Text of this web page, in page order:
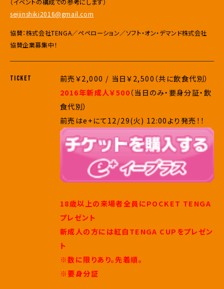
seijinshiki2016@gmail.com
協賛：株式会社TENGA／ペペローション／ソフト・オン・デマンド株式会社
協賛企業募集中！
TICKET
前売￥2,000 / 当日￥2,500（共に飲食代別）
2016年新成人￥500 （当日のみ・要身分証・飲
食代別）
前売はe+にて12/29(火) 12:00より発売！！
18歳以上の来場者全員にPOCKET TENGA
プレゼント
新成人の方には紅白TENGA CUPをプレゼン
ト
※数に限りあり。先着順。
※要身分証